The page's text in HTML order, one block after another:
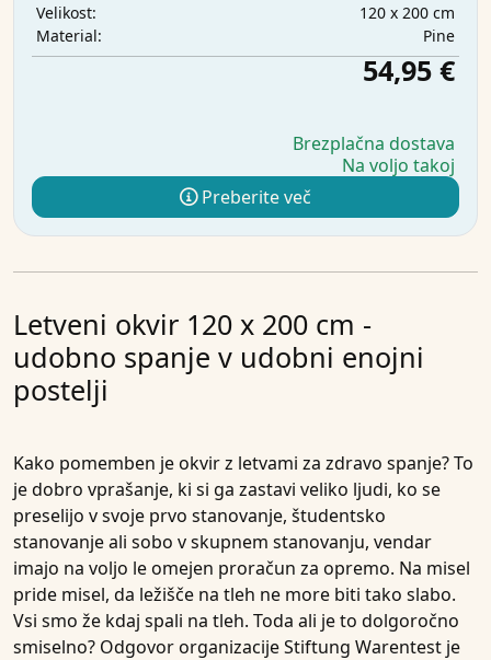
Velikost:
120 x 200 cm
Material:
Pine
54,95 €
Brezplačna dostava
Na voljo takoj
Preberite več
Letveni okvir 120 x 200 cm -
udobno spanje v udobni enojni
postelji
Kako pomemben je okvir z letvami za zdravo spanje? To
je dobro vprašanje, ki si ga zastavi veliko ljudi, ko se
preselijo v svoje prvo stanovanje, študentsko
stanovanje ali sobo v skupnem stanovanju, vendar
imajo na voljo le omejen proračun za opremo. Na misel
pride misel, da ležišče na tleh ne more biti tako slabo.
Vsi smo že kdaj spali na tleh. Toda ali je to dolgoročno
smiselno? Odgovor organizacije Stiftung Warentest je